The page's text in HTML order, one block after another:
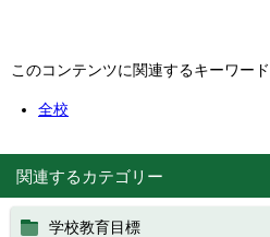
このコンテンツに関連するキーワード
全校
関連するカテゴリー
学校教育目標